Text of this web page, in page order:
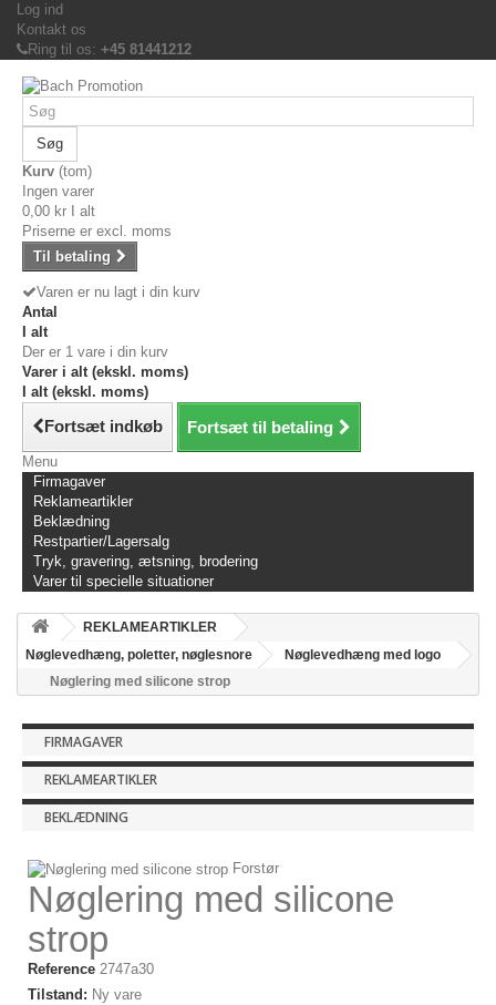
Log ind
Kontakt os
Ring til os: +45 81441212
Søg
Kurv (tom)
Ingen varer
0,00 kr
I alt
Priserne er excl. moms
Til betaling
Varen er nu lagt i din kurv
Antal
I alt
Der er 1 vare i din kurv
Varer i alt (ekskl. moms)
I alt (ekskl. moms)
Fortsæt indkøb Fortsæt til betaling
Menu
Firmagaver
Reklameartikler
Beklædning
Restpartier/Lagersalg
Tryk, gravering, ætsning, brodering
Varer til specielle situationer
REKLAMEARTIKLER
Nøglevedhæng, poletter, nøglesnore
Nøglevedhæng med logo
Nøglering med silicone strop
FIRMAGAVER
REKLAMEARTIKLER
BEKLÆDNING
Forstør
Nøglering med silicone
strop
Reference 2747a30
Tilstand: Ny vare